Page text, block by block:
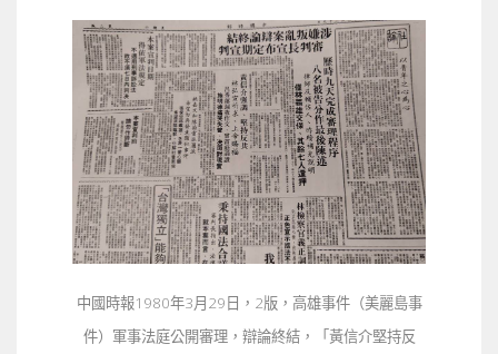
中國時報1980年3月29日，2版，高雄事件（美麗島事
件）軍事法庭公開審理，辯論終結，「黃信介堅持反